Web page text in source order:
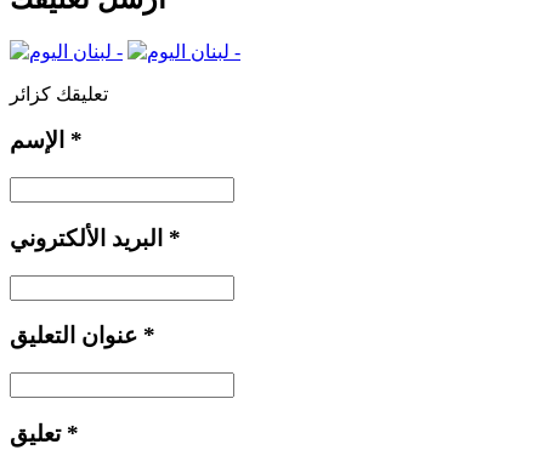
تعليقك كزائر
*
*
*
تعليق *